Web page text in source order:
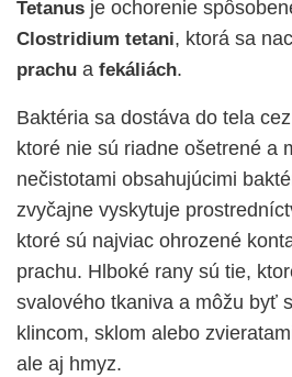
Tetanus je ochorenie
Clostridium tetani, ktorá sa
prachu a fekáliách.
Baktéria sa dostáva do tela
ktoré nie sú riadne ošetrené a
nečistotami obsahujúcimi
zvyčajne vyskytuje
ktoré sú najviac ohrozené
prachu. Hlboké rany sú tie,
svalového tkaniva a môžu byť
klincom, sklom alebo
ale aj hmyz.